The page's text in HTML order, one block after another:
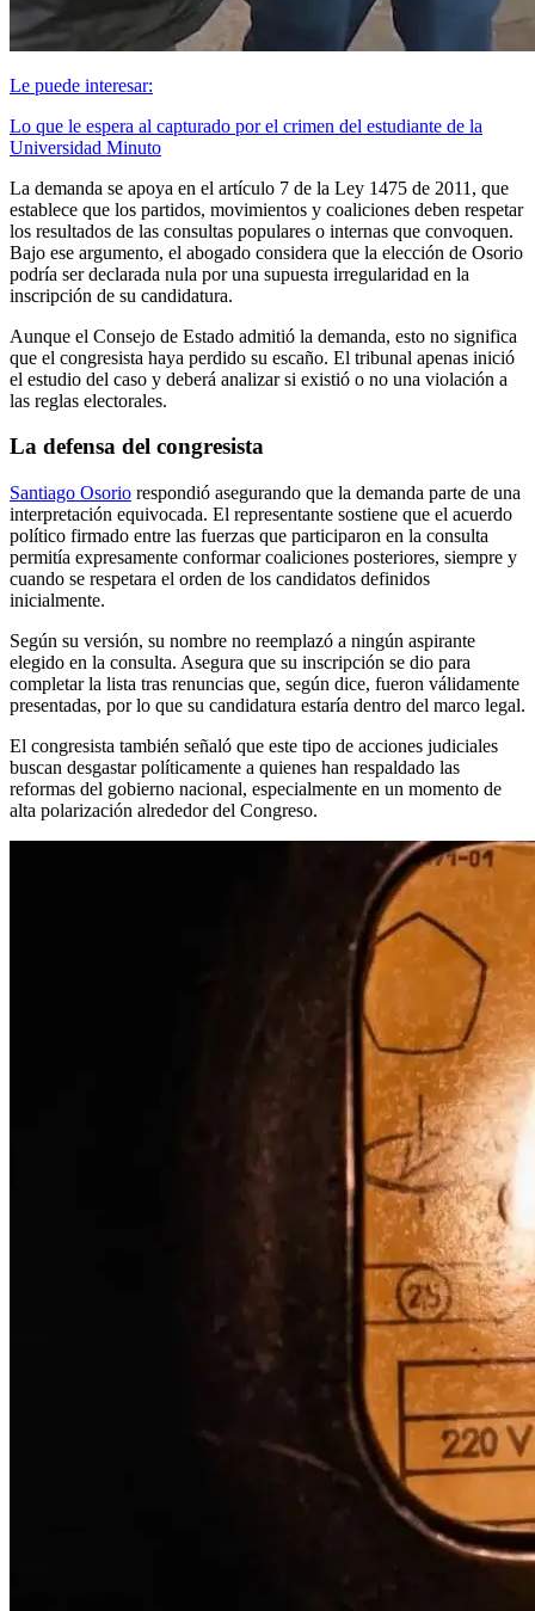
Le puede interesar:
Lo que le espera al capturado por el crimen del estudiante de la
Universidad Minuto
La demanda se apoya en el artículo 7 de la Ley 1475 de 2011, que
establece que los partidos, movimientos y coaliciones deben respetar
los resultados de las consultas populares o internas que convoquen.
Bajo ese argumento, el abogado considera que la elección de Osorio
podría ser declarada nula por una supuesta irregularidad en la
inscripción de su candidatura.
Aunque el Consejo de Estado admitió la demanda, esto no significa
que el congresista haya perdido su escaño. El tribunal apenas inició
el estudio del caso y deberá analizar si existió o no una violación a
las reglas electorales.
La defensa del congresista
Santiago Osorio respondió asegurando que la demanda parte de una
interpretación equivocada. El representante sostiene que el acuerdo
político firmado entre las fuerzas que participaron en la consulta
permitía expresamente conformar coaliciones posteriores, siempre y
cuando se respetara el orden de los candidatos definidos
inicialmente.
Según su versión, su nombre no reemplazó a ningún aspirante
elegido en la consulta. Asegura que su inscripción se dio para
completar la lista tras renuncias que, según dice, fueron válidamente
presentadas, por lo que su candidatura estaría dentro del marco legal.
El congresista también señaló que este tipo de acciones judiciales
buscan desgastar políticamente a quienes han respaldado las
reformas del gobierno nacional, especialmente en un momento de
alta polarización alrededor del Congreso.